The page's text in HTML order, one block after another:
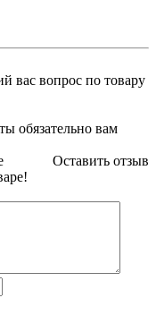
вас вопрос по товару
обязательно вам
Оставить отзыв